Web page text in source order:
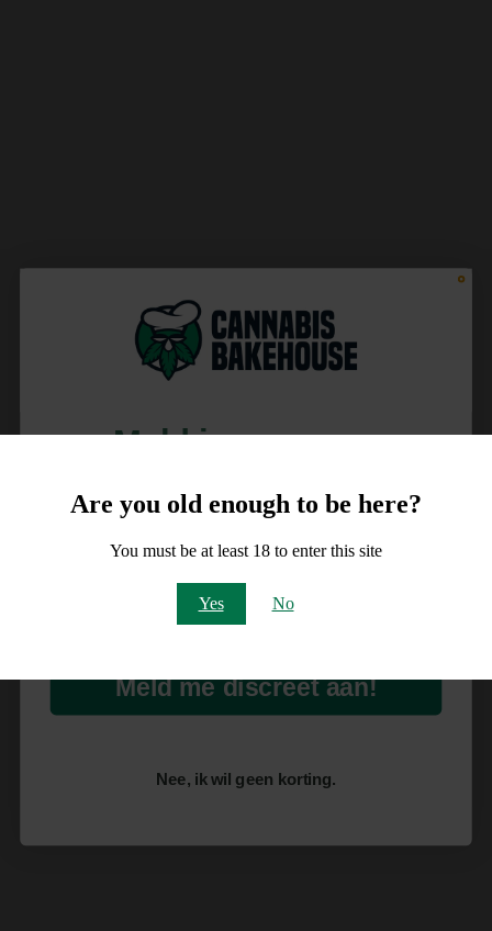
Are you old enough to be here?
You must be at least 18 to enter this site
Yes No
Meld je aan voor
10% korting
op je order!
Meld me discreet aan!
Nee, ik wil geen korting.